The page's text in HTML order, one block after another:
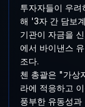
투자자들이 우
해 '3자 간 담보
기관이 자금을
에서 바이낸스
조다.
첸 총괄은 "가상
라에 적응하고
풍부한 유동성